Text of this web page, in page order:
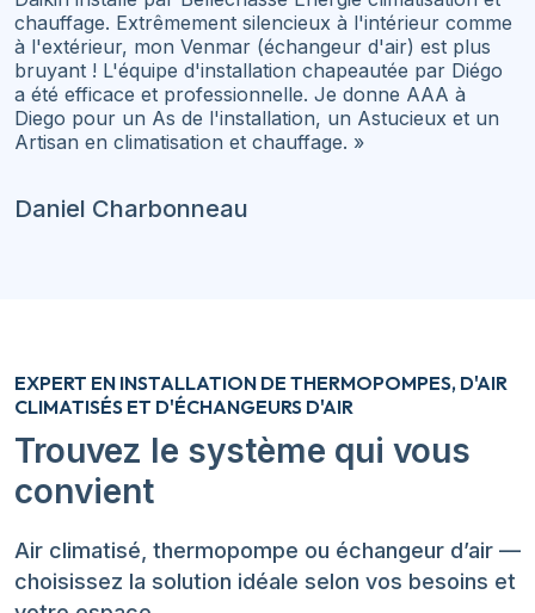
chauffage. Extrêmement silencieux à l'intérieur comme
à l'extérieur, mon Venmar (échangeur d'air) est plus
bruyant ! L'équipe d'installation chapeautée par Diégo
a été efficace et professionnelle. Je donne AAA à
Diego pour un As de l'installation, un Astucieux et un
Artisan en climatisation et chauffage. »
Daniel Charbonneau
EXPERT EN INSTALLATION DE THERMOPOMPES, D'AIR
CLIMATISÉS ET D'ÉCHANGEURS D'AIR
Trouvez le système qui vous
convient
Air climatisé, thermopompe ou échangeur d’air —
choisissez la solution idéale selon vos besoins et